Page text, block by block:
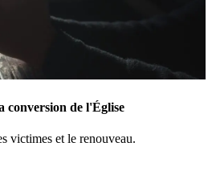
conversion de l'Église
victimes et le renouveau.